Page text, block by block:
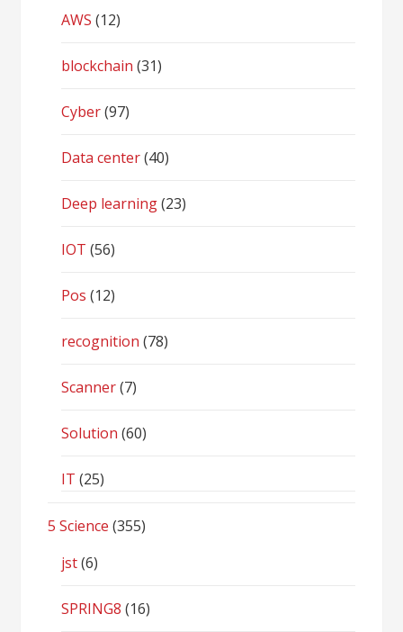
AWS (12)
blockchain (31)
Cyber(97)
Data center(40)
Deep learning(23)
IOT (56)
Pos (12)
recognition (78)
Scanner(7)
Solution (60)
IT (25)
5 Science (355)
jst(6)
SPRING8 (16)